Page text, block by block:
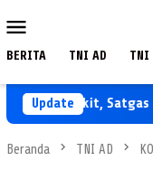
ke
Mobile
BERITA TNI AD TNI
Update
Penyakit, Satgas
Beranda TNI AD